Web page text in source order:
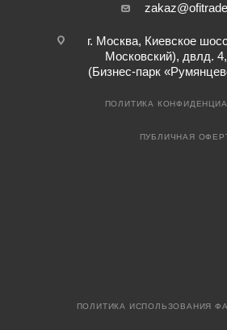
г. Москва, Киевское
Московский), двлд.
(Бизнес-парк
ПОЛИТИКА
ПУБЛИЧНАЯ
ПОЛИТИКА ИСПОЛЬЗОВАНИЯ